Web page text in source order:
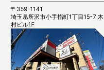
〒359-1141
埼玉県所沢市小手指町1丁目15-7 木
村ビル1F